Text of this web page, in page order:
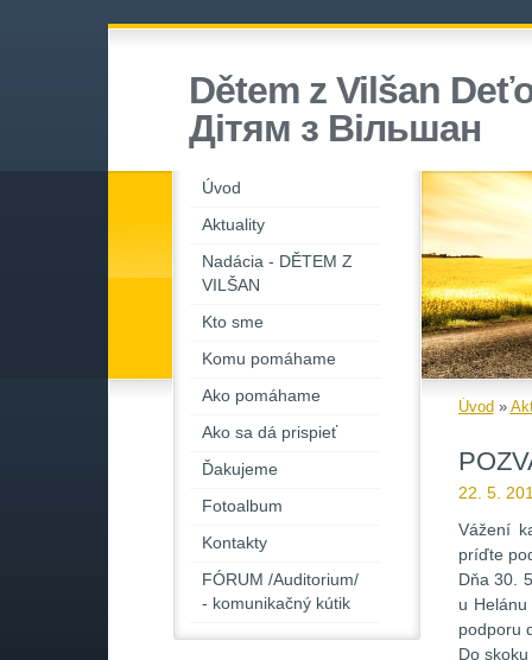
Dětem z Vilšan
Дiтям з Вiльшан
Úvod
Aktuality
Nadácia - DĚTEM Z
VILŠAN
Kto sme
Komu pomáhame
Ako pomáhame
Ako sa dá prispieť
Ďakujeme
Fotoalbum
Kontakty
FÓRUM /Auditorium/
- komunikačný kútik
Úvod »
22. 5.
Vážení
príďte
Dňa 30.
u
podporu
Do